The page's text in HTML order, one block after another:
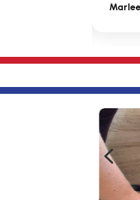
Marleen Van
4